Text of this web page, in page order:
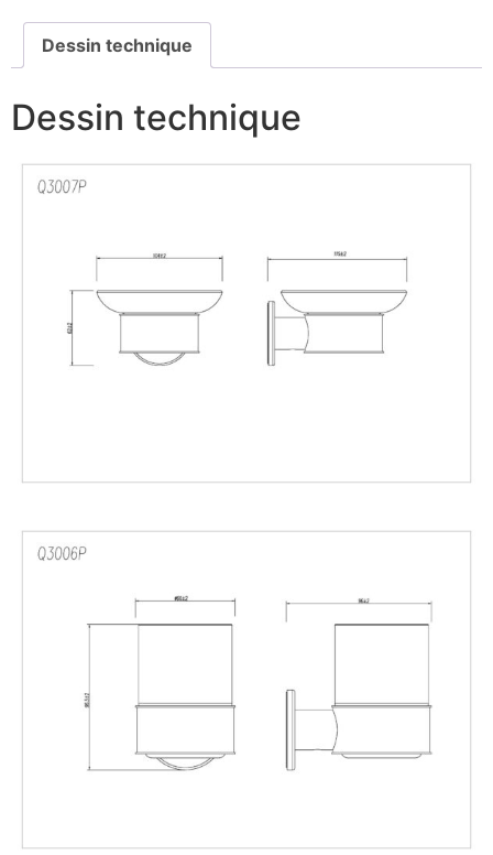
Dessin technique
Dessin technique